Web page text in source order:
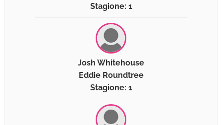
Stagione: 1
Josh Whitehouse
Eddie Roundtree
Stagione: 1